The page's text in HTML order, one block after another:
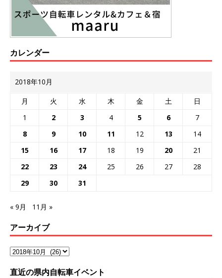
カレンダー
2018年10月
月 火 水 木 金 土
日
1
2 3 4 5 6
7
8
9 10 11 12 13
14
15
16 17 18 19 20
21
22
23 24 25 26 27
28
29
30 31
« 9月 11月 »
アーカイブ
直近の県内自転車イベント